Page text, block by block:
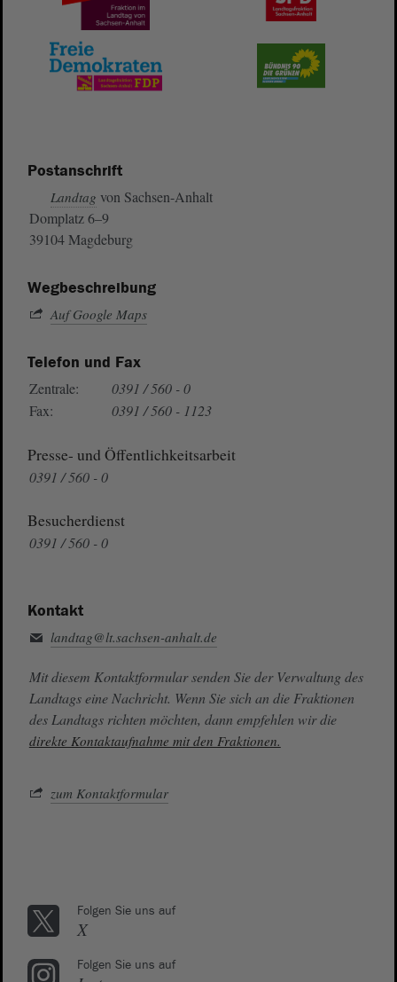
Postanschrift
Landtag von Sachsen-Anhalt
Domplatz 6–9
39104 Magdeburg
Wegbeschreibung
Auf Google Maps
Telefon und Fax
Zentrale:
0391 / 560 - 0
Fax:
0391 / 560 - 1123
Presse- und Öffentlichkeitsarbeit
0391 / 560 - 0
Besucherdienst
0391 / 560 - 0
Kontakt
landtag@lt.sachsen-anhalt.de
Mit diesem Kontaktformular senden Sie der Verwaltung des
Landtags eine Nachricht. Wenn Sie sich an die Fraktionen
des Landtags richten möchten, dann empfehlen wir die
direkte Kontaktaufnahme mit den Fraktionen.
zum Kontaktformular
Folgen Sie uns auf
X
Folgen Sie uns auf